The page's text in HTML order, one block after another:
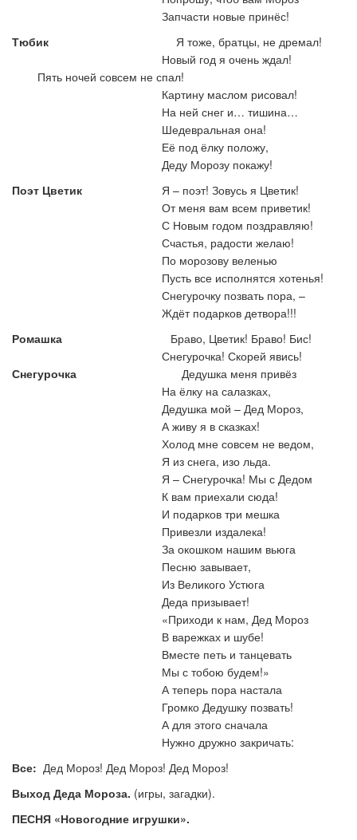
Запчасти новые принёс!
Тюбик
Я тоже, братцы, не дремал!
Новый год я очень ждал!
Пять ночей совсем не спал!
Картину маслом рисовал!
На ней снег и… тишина…
Шедевральная она!
Её под ёлку положу,
Деду Морозу покажу!
Поэт Цветик
Я – поэт! Зовусь я Цветик!
От меня вам всем приветик!
С Новым годом поздравляю!
Счастья, радости желаю!
По морозову веленью
Пусть все исполнятся хотенья!
Снегурочку позвать пора, –
Ждёт подарков детвора!!!
Ромашка
Браво, Цветик! Браво! Бис!
Снегурочка! Скорей явись!
Снегурочка
Дедушка меня привёз
На ёлку на салазках,
Дедушка мой – Дед Мороз,
А живу я в сказках!
Холод мне совсем не ведом,
Я из снега, изо льда.
Я – Снегурочка! Мы с Дедом
К вам приехали сюда!
И подарков три мешка
Привезли издалека!
За окошком нашим вьюга
Песню завывает,
Из Великого Устюга
Деда призывает!
«Приходи к нам, Дед Мороз
В варежках и шубе!
Вместе петь и танцевать
Мы с тобою будем!»
А теперь пора настала
Громко Дедушку позвать!
А для этого сначала
Нужно дружно закричать:
Все: Дед Мороз! Дед Мороз! Дед Мороз!
Выход Деда Мороза. (игры, загадки).
ПЕСНЯ «Новогодние игрушки».